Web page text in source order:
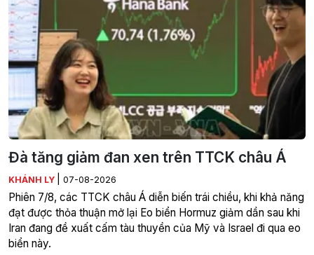
Đà tăng giảm đan xen trên TTCK châu Á
KHÁNH LY 07-08-2026
Phiên 7/8, các TTCK châu Á diễn biến trái chiều, khi khả năng
đạt được thỏa thuận mở lại Eo biển Hormuz giảm dần sau khi
Iran đang đề xuất cấm tàu thuyền của Mỹ và Israel đi qua eo
biển này.